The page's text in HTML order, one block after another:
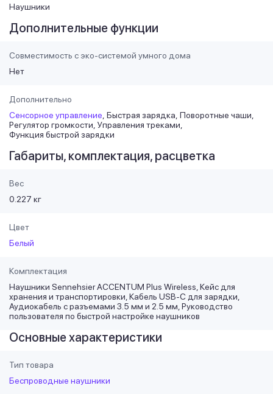
Наушники
Дополнительные функции
Совместимость с эко-системой умного дома
Нет
Дополнительно
Сенсорное управление Быстрая зарядка Поворотные чаши
Регулятор громкости Управления треками
Функция быстрой зарядки
Габариты, комплектация, расцветка
Вес
0.227 кг
Цвет
Белый
Комплектация
Наушники Sennehsier ACCENTUM Plus Wireless, Кейс для
хранения и транспортировки, Кабель USB-C для зарядки,
Аудиокабель с разъемами 3.5 мм и 2.5 мм, Руководство
пользователя по быстрой настройке наушников
Основные характеристики
Тип товара
Беспроводные наушники